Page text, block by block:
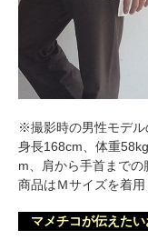
※撮影時の男性モデ
身長168cm、体重
m、肩から手首まで
商品はＭサイズを着用
マメチコが伝えたい